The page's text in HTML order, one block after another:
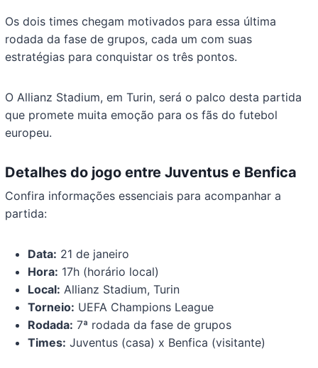
Os dois times chegam motivados para essa última
rodada da fase de grupos, cada um com suas
estratégias para conquistar os três pontos.
O Allianz Stadium, em Turin, será o palco desta partida
que promete muita emoção para os fãs do futebol
europeu.
Detalhes do jogo entre Juventus e Benfica
Confira informações essenciais para acompanhar a
partida:
Data: 21 de janeiro
Hora: 17h (horário local)
Local: Allianz Stadium, Turin
Torneio: UEFA Champions League
Rodada: 7ª rodada da fase de grupos
Times: Juventus (casa) x Benfica (visitante)